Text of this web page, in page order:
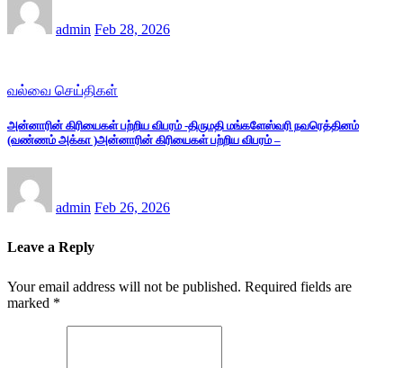
admin Feb 28, 2026
வல்வை செய்திகள்
அன்னாரின் கிரியைகள் பற்றிய விபரம் -திருமதி மங்களேஸ்வரி நவரெத்தினம்
(வண்ணம் அக்கா )அன்னாரின் கிரியைகள் பற்றிய விபரம் –
admin Feb 26, 2026
Leave a Reply
Your email address will not be published. Required fields are
marked *